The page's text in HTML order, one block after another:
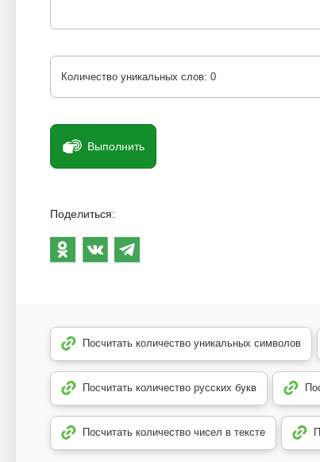
Выполнить
Поделиться:
Посчитать количество уникальных символов
Посчитать количество русских букв
Посчитать количество чисел в тексте